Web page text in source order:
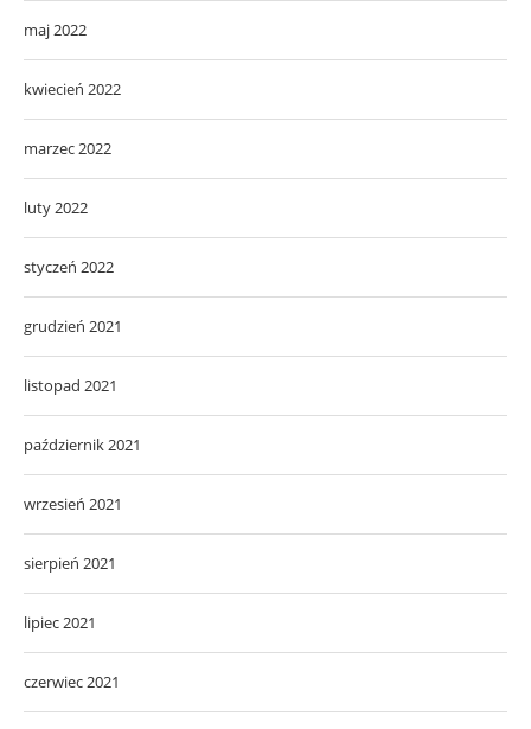
maj 2022
kwiecień 2022
marzec 2022
luty 2022
styczeń 2022
grudzień 2021
listopad 2021
październik 2021
wrzesień 2021
sierpień 2021
lipiec 2021
czerwiec 2021